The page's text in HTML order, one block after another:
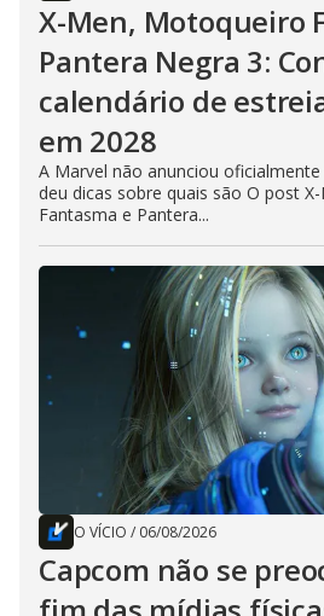
X-Men, Motoqueiro
Pantera Negra 3:
calendário de
em 2028
A Marvel não anunciou
deu dicas sobre quais são O post
Fantasma e Pantera...
O VÍCIO / 06/08/2026
Capcom não se